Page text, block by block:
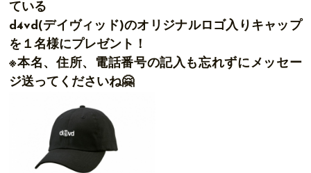
ている
d4vd(デイヴィッド)のオリジナルロゴ入りキャップ
を１名様にプレゼント！
※本名、住所、電話番号の記入も忘れずにメッセー
ジ送ってくださいね🤗